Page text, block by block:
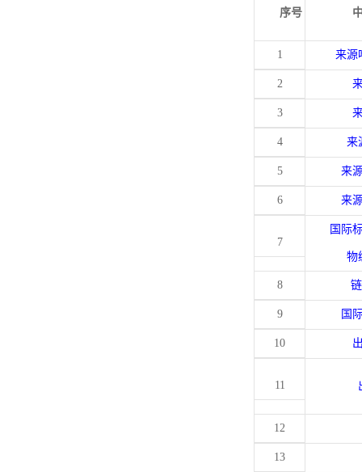
序号
1 来源
2
3
4 来
5 来
6 来
7
国际
物
8
9 国
10
11
12
13